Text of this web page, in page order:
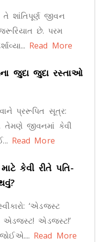
શાંતિપૂર્ણ જીવન
છે. પરમ
Read More
જુદા જુદા રસ્તાઓ
પ્રરૂપિત સૂત્ર:
તેમણે જીવનમાં કેવી
Read More
કેવી રીતે પતિ-
‘એડજસ્ટ
એડજસ્ટ! એડજસ્ટ!’
Read More